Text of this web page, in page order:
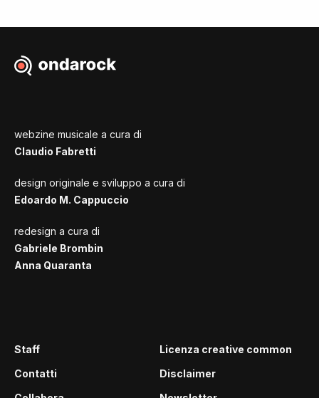
webzine musicale a cura di
Claudio Fabretti
design originale e sviluppo a cura di
Edoardo M. Cappuccio
redesign a cura di
Gabriele Brombin
Anna Quaranta
Staff
Contatti
Licenza creative common
Disclaimer